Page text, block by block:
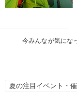
今みんなが気にな
夏の注目イベント・